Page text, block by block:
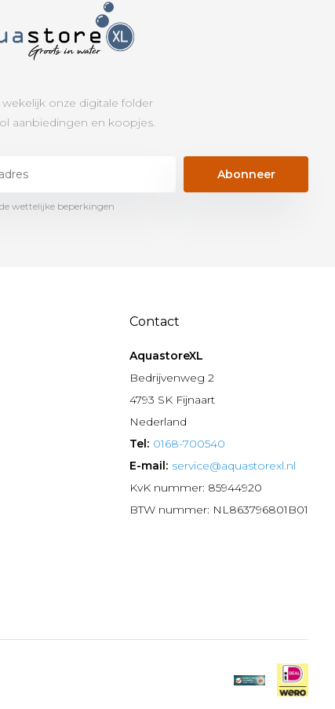
onze digitale folder
aanbiedingen en koopjes.
Abonneer
wettelijke beperkingen
Contact
AquastoreXL
Bedrijvenweg 2
4793 SK Fijnaart
Nederland
Tel: 0168-700540
E-mail: service@aquastorexl.nl
KvK nummer: 85944920
BTW nummer: NL863796801B01